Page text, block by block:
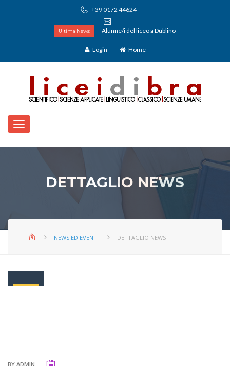
+39 0172 44624
Ultima News: Alunne/i del liceo a Dublino
Login Home
DETTAGLIO NEWS
NEWS ED EVENTI DETTAGLIO NEWS
BY ADMIN